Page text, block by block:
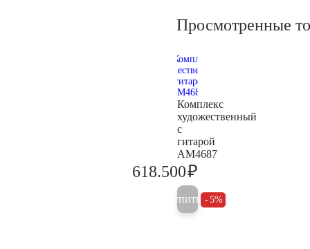
Просмотренные
Комплекс
художественный
с
гитарой
AM4687
618.500₽
Купить 5%